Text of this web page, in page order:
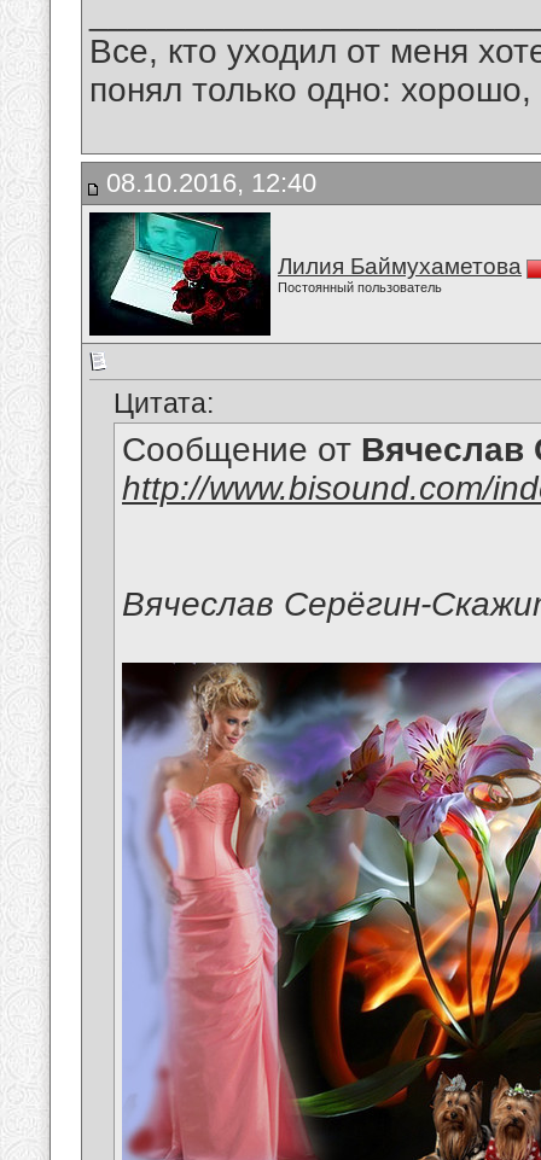
Все, кто уходил от меня
понял только одно:
08.10.2016, 12:40
Лилия Баймухаметова
Постоянный пользователь
Цитата:
Сообщение от Вячеслав
http://www.bisound.com/
Вячеслав Серёгин-